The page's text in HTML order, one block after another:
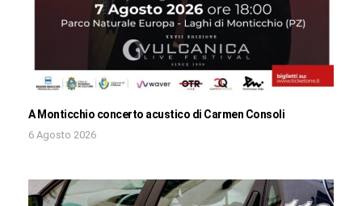
A Monticchio concerto acustico di Carmen Consoli
6 Agosto 2026